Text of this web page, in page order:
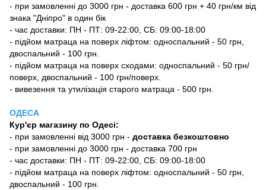
- при замовленні до 3000 грн - доставка 600 грн + 40 грн/км від
знака "Дніпро" в один бік
- час доставки: ПН - ПТ: 09-22:00, СБ: 09:00-18:00
- підйом матраца на поверх ліфтом: односпальний - 50 грн,
двоспальний - 100 грн.
- підйом матраца на поверх сходами: односпальний - 50 грн/
поверх, двоспальний - 100 грн/поверх.
- вивезення та утилізація старого матраца - 500 грн.
ОДЕСА
Кур'єр магазину по Одесі:
- при замовленні від 3000 грн - доставка безкоштовно
- при замовленні до 3000 грн - доставка 700 грн
- час доставки: ПН - ПТ: 09-22:00, СБ: 09:00-18:00
- підйом матраца на поверх ліфтом: односпальний - 50 грн,
двоспальний - 100 грн.